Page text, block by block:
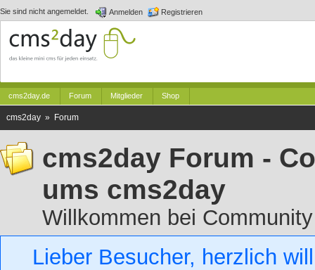
Sie sind nicht angemeldet. Anmelden Registrieren
cms2day.de Forum Mitglieder Shop
cms2day » Forum
cms2day Forum -
ums cms2day
Willkommen bei
Lieber Besucher, herzlich